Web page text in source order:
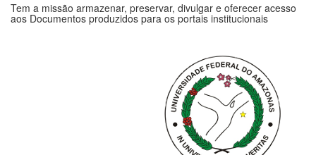
Tem a missão armazenar, preservar, divulgar e oferecer acesso
aos Documentos produzidos para os portais institucionais